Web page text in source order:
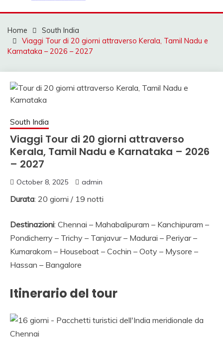
MAHENDRA VIAGGI |
VIAGGIO IN INDIA,
VIAGGIO INDIA,
CON AUTISTA IN
INDIA, VIAGGI SU
MISURA IN INDIA,
INDIA
VIAGGIO,VIAGGIO IN
NORD INDIA,
IN SUD INDIA
VIAGGIO IN NORD,
VIAGGIO IN SUD,
NOLEGGIO DI AUTO
CON CONDUCENTE
INDIA, VIAGGI INDIA,
VIAGGIO IN INDIA
CON GUIDA, INDIA
TRAGITTI, AGENZIA
Home
South India
Viaggi Tour di 20 giorni attraverso Kerala, Tamil Nadu e
Karnataka – 2026 – 2027
South India
Viaggi Tour di 20 giorni attraverso
Kerala, Tamil Nadu e Karnataka – 2026
– 2027
October 8, 2025 admin
Durata: 20 giorni / 19 notti
Destinazioni: Chennai – Mahabalipuram – Kanchipuram –
Pondicherry – Trichy – Tanjavur – Madurai – Periyar –
Kumarakom – Houseboat – Cochin – Ooty – Mysore –
Hassan – Bangalore
Itinerario del tour